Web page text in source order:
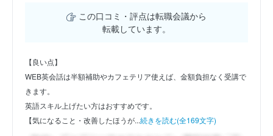
この口コミ・評点は転職会議から
転載しています。
【良い点】
WEB英会話は半額補助やカフェテリア使えば、金額負担なく受講で
きます。
英語スキル上げたい方はおすすめです。
【気になること・改善したほうが...続きを読む(全169文字)